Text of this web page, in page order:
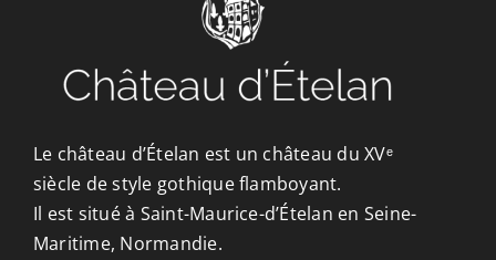
Le château d’Ételan est un château du XVᵉ
siècle de style gothique flamboyant.
Il est situé à Saint-Maurice-d’Ételan en Seine-
Maritime, Normandie.